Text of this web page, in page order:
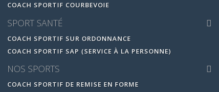
COACH SPORTIF COURBEVOIE
SPORT SANTÉ
COACH SPORTIF SUR ORDONNANCE
COACH SPORTIF SAP (SERVICE À LA PERSONNE)
NOS SPORTS
COACH SPORTIF DE REMISE EN FORME